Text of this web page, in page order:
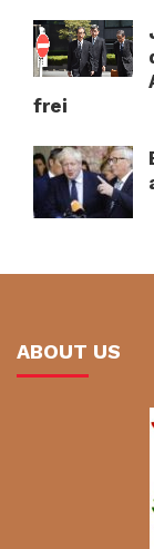
frei
ABOUT US